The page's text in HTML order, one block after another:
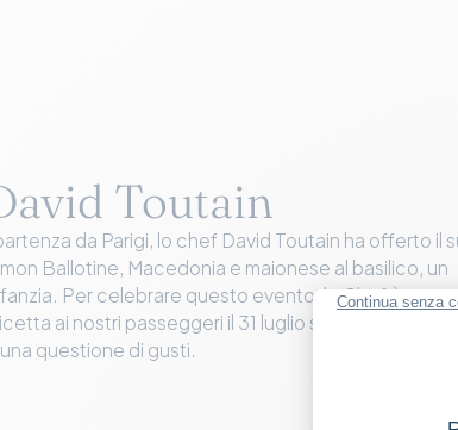
Toutain
da Parigi, lo chef David Toutain ha offerto il
Ballotine, Macedonia e maionese al basilico, un
Per celebrare questo evento, lo Chef è
ai nostri passeggeri il 31 luglio sul volo B0100.
questione di gusti.